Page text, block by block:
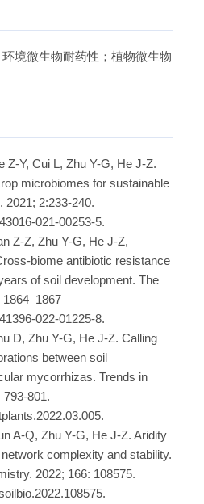
境微生物耐药性；植物微生物
Z-Y, Cui L, Zhu Y-G, He J-Z.
microbiomes for sustainable
2021; 2:233-240.
021-00253-5.
Z-Z, Zhu Y-G, He J-Z,
biome antibiotic resistance
of soil development. The
022-01225-8.
D, Zhu Y-G, He J-Z. Calling
between soil
mycorrhizas. Trends in
793-801.
A-Q, Zhu Y-G, He J-Z. Aridity
complexity and stability.
2022; 166: 108575.